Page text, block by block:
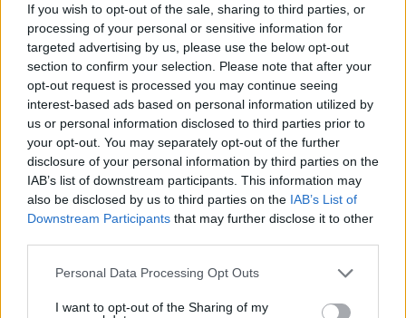
If you wish to opt-out of the sale, sharing to third parties, or
processing of your personal or sensitive information for
targeted advertising by us, please use the below opt-out
section to confirm your selection. Please note that after your
opt-out request is processed you may continue seeing
interest-based ads based on personal information utilized by
us or personal information disclosed to third parties prior to
your opt-out. You may separately opt-out of the further
disclosure of your personal information by third parties on the
IAB’s list of downstream participants. This information may
also be disclosed by us to third parties on the IAB’s List of
Downstream Participants that may further disclose it to other
Please note that this website/app uses one or more Google
not limited to your visit or usage behaviour. You may click to
Personal Data Processing Opt Outs
I want to opt-out of the Sharing of my
βιαστής
14.04.2021, 02:16
Δεν πρέπει να επικρίνεται κάποιος απλά και μόνο
επειδή είναι βιαστής. Αυτό είναι ρατσισμός!
Λούλα
09.04.2021, 13:09
Στην φυλακή άμεσα.
είσαι απάνθρωπη!
Υπάρχει κίνδυνος να τον βιάσουν και είναι κρίμα!